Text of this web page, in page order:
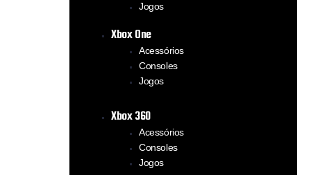
Jogos
Xbox One
Acessórios
Consoles
Jogos
Xbox 360
Acessórios
Consoles
Jogos